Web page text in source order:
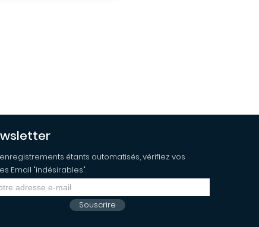
étants automatisés, vérifiez vos
Email "indésirables".
Souscrire